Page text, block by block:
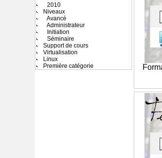
2010
Niveaux
Avancé
Administrateur
Initiation
Séminaire
Support de cours
Virtualisation
Linux
Première catégorie